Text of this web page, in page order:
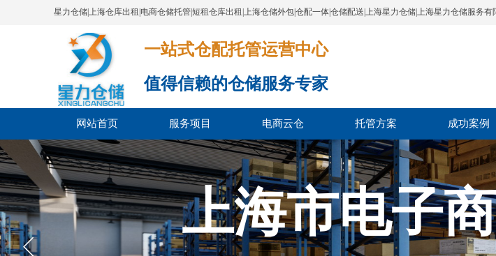
星力仓储|上海仓库出租|电商仓储托管|短租仓库出租|上海仓储外包|仓配一体|仓储配送|上海星力仓储|上海星力仓储服务有
一站式仓配托管运营中心​​​​​​​​​​​​​​​​​
值得信赖的仓储服务专家
网站首页 服务项目 电商云仓 托管方案 成功案例
上海市电子